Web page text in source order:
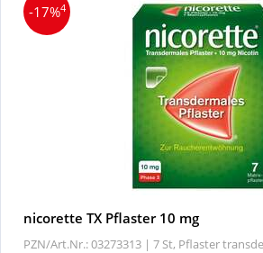
-17%4
nicorette TX Pflaster 10 mg
PZN/Art.Nr.: 03273313 | 7 St, Pflaster